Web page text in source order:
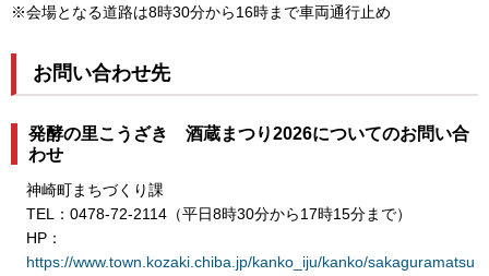
※会場となる道路は8時30分から16時まで車両通行止め
お問い合わせ先
発酵の里こうざき 酒蔵まつり2026についてのお問い合
わせ
神崎町まちづくり課
TEL：0478-72-2114（平日8時30分から17時15分まで）
HP：
https://www.town.kozaki.chiba.jp/kanko_iju/kanko/sakaguramatsu